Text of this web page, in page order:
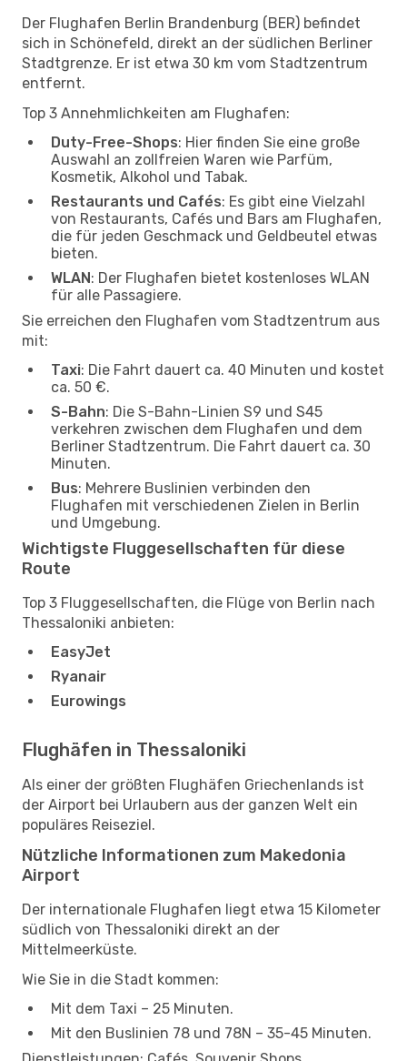
Der Flughafen Berlin Brandenburg (BER) befindet
sich in Schönefeld, direkt an der südlichen Berliner
Stadtgrenze. Er ist etwa 30 km vom Stadtzentrum
entfernt.
Top 3 Annehmlichkeiten am Flughafen:
Duty-Free-Shops: Hier finden Sie eine große
Auswahl an zollfreien Waren wie Parfüm,
Kosmetik, Alkohol und Tabak.
Restaurants und Cafés: Es gibt eine Vielzahl
von Restaurants, Cafés und Bars am Flughafen,
die für jeden Geschmack und Geldbeutel etwas
bieten.
WLAN: Der Flughafen bietet kostenloses WLAN
für alle Passagiere.
Sie erreichen den Flughafen vom Stadtzentrum aus
mit:
Taxi: Die Fahrt dauert ca. 40 Minuten und kostet
ca. 50 €.
S-Bahn: Die S-Bahn-Linien S9 und S45
verkehren zwischen dem Flughafen und dem
Berliner Stadtzentrum. Die Fahrt dauert ca. 30
Minuten.
Bus: Mehrere Buslinien verbinden den
Flughafen mit verschiedenen Zielen in Berlin
und Umgebung.
Wichtigste Fluggesellschaften für diese
Route
Top 3 Fluggesellschaften, die Flüge von Berlin nach
Thessaloniki anbieten:
EasyJet
Ryanair
Eurowings
Flughäfen in Thessaloniki
Als einer der größten Flughäfen Griechenlands ist
der Airport bei Urlaubern aus der ganzen Welt ein
populäres Reiseziel.
Nützliche Informationen zum Makedonia
Airport
Der internationale Flughafen liegt etwa 15 Kilometer
südlich von Thessaloniki direkt an der
Mittelmeerküste.
Wie Sie in die Stadt kommen:
Mit dem Taxi – 25 Minuten.
Mit den Buslinien 78 und 78N – 35-45 Minuten.